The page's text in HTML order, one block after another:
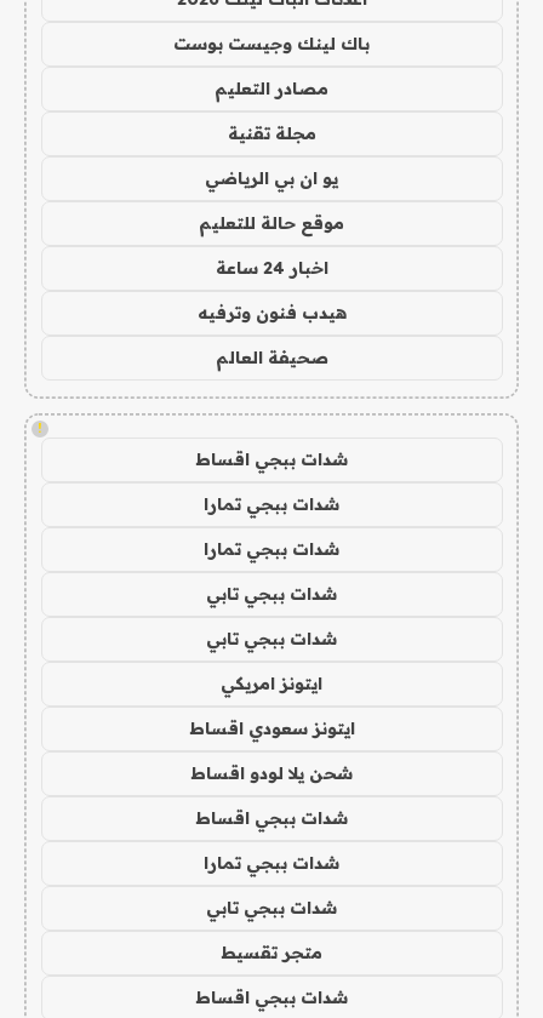
باك لينك وجيست بوست
مصادر التعليم
مجلة تقنية
يو ان بي الرياضي
موقع حالة للتعليم
اخبار 24 ساعة
هيدب فنون وترفيه
صحيفة العالم
!
شدات ببجي اقساط
شدات ببجي تمارا
شدات ببجي تمارا
شدات ببجي تابي
شدات ببجي تابي
ايتونز امريكي
ايتونز سعودي اقساط
شحن يلا لودو اقساط
شدات ببجي اقساط
شدات ببجي تمارا
شدات ببجي تابي
متجر تقسيط
شدات ببجي اقساط